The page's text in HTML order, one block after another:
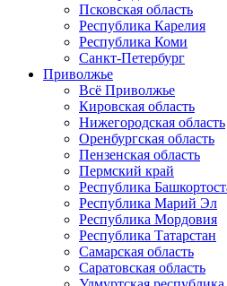
Псковская область
Республика Карелия
Республика Коми
Санкт-Петербург
Приволжье
Всё Приволжье
Кировская область
Нижегородская область
Оренбургская область
Пензенская область
Пермский край
Республика
Республика Марий Эл
Республика Мордовия
Республика Татарстан
Самарская область
Саратовская область